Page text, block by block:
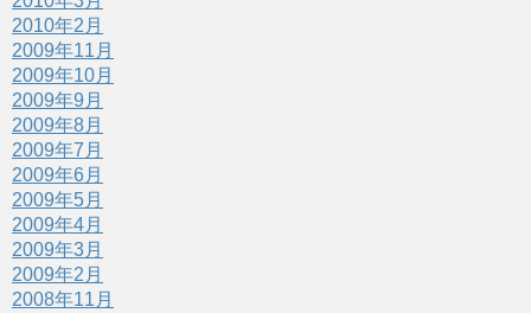
2010年2月
2009年11月
2009年10月
2009年9月
2009年8月
2009年7月
2009年6月
2009年5月
2009年4月
2009年3月
2009年2月
2008年11月